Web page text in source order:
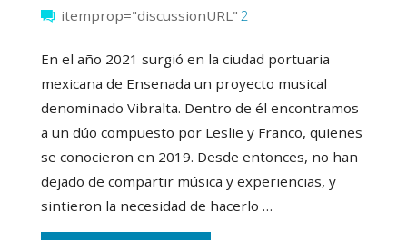
itemprop="discussionURL" 2
En el año 2021 surgió en la ciudad portuaria
mexicana de Ensenada un proyecto musical
denominado Vibralta. Dentro de él encontramos
a un dúo compuesto por Leslie y Franco, quienes
se conocieron en 2019. Desde entonces, no han
dejado de compartir música y experiencias, y
sintieron la necesidad de hacerlo …